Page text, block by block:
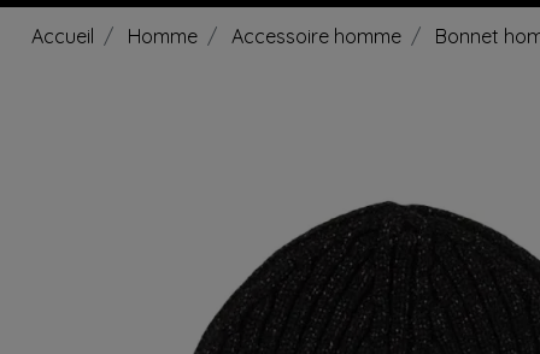
Accueil Homme Accessoire homme Bonnet